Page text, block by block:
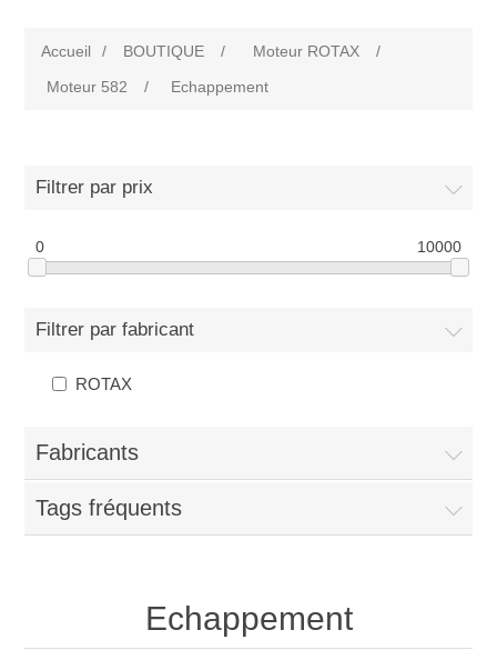
Accueil / BOUTIQUE / Moteur ROTAX
/
Moteur 582
/ Echappement
Filtrer par prix
0 10000
Filtrer par fabricant
ROTAX
Fabricants
Tags fréquents
Echappement